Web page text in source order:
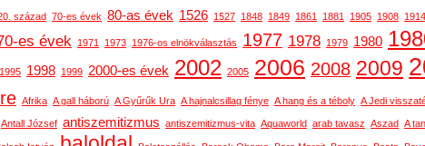
század 70-es évek 80-as évek 1526 1527 1848 1849 1861 1881 1905 1908 1914
es évek 1971 1973 1976-os elnökválasztás 1977 1978 1979 1980
1995 1998 1999 2000-es évek 2002 2005 2006 2008 2009
Afrika A gall háború A Gyűrűk Ura A hajnalcsillag fénye A hang és a téboly A Jedi
Antall József antiszemitizmus antiszemitizmus-vita Aquaworld arab tavasz Aszad A